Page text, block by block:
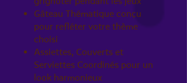
Gâteau Thématique conçu
pour refléter votre thème
choisi
Assiettes, Couverts et
Serviettes Coordinés pour un
look harmonieux